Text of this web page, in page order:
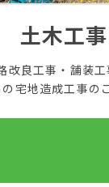
土木工事
改良工事・舗装
宅地造成工事の